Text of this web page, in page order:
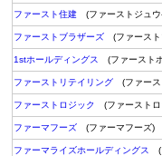
ファースト住建 (ファーストジュウ
ファーストブラザーズ (ファースト
1stホールディングス (ファースト
ファーストリテイリング (ファース
ファーストロジック (ファーストロ
ファーマフーズ (ファーマフーズ)
ファーマライズホールディングス (